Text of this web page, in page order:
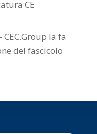
CE
la fa
del fascicolo